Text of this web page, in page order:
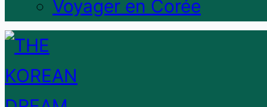
Voyager en Corée